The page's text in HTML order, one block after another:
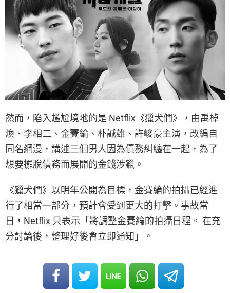
然而，陷入尷尬境地的是 Netflix《獵犬們》，由禹棹
煥、李相二、金賽綸、朴誠雄、許峻豪主演，改編自
同名網漫，講述三個男人因為債務糾纏在一起，為了
想要擺脫債務而展開的金錢涉獵。
《獵犬們》以明年公開為目標，金賽綸的拍攝已經進
行了相當一部分，預計會受到更大的打擊。事故當
日，Netflix 只表示「將調整金賽綸的拍攝日程。 在充
分討論後，整理好後會立即通知」。